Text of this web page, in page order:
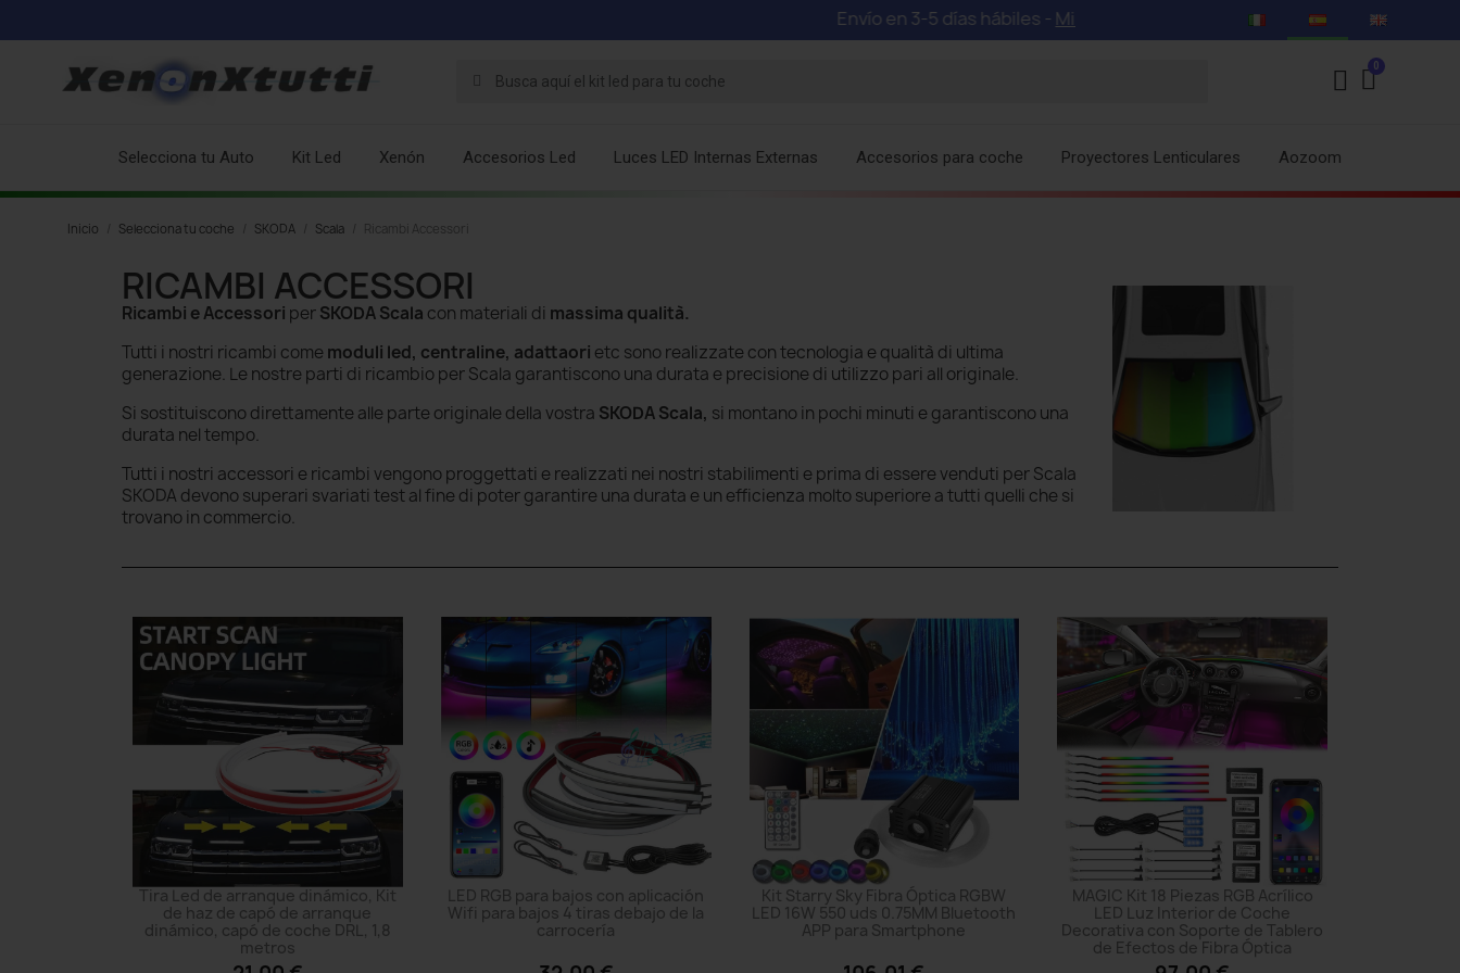
Envío en 3-5 días hábiles -Mira nuestras ofertas especiales con descuentos de hasta
Selecciona tu Auto Kit Led Xenón Accesorios Led Luces LED Internas Externas Accesorios para coche Proyectores Lenticulares Aozoom
Inicio Selecciona tu coche SKODA Scala Ricambi Accessori
RICAMBI ACCESSORI
Ricambi e Accessori perSKODA Scala con materiali di massima qualità.
Tutti i nostri ricambi come moduli led, centraline, adattaori etc sono realizzate con tecnologia e qualità di ultima
generazione. Le nostre parti di ricambio per Scala garantiscono una durata e precisione di utilizzo pari all originale.
Si sostituiscono direttamente alle parte originale della vostra SKODA Scala, si montano in pochi minuti e garantiscono una
durata nel tempo.
Tutti i nostri accessori e ricambi vengono proggettati e realizzati nei nostri stabilimenti e prima di essere venduti per Scala
SKODA devono superari svariati test al fine di poter garantire una durata e un efficienza molto superiore a tutti quelli che si
trovano in commercio.
Tira Led de arranque dinámico, Kit
de haz de capó de arranque
dinámico, capó de coche DRL, 1,8
metros
LED RGB para bajos con aplicación
Wifi para bajos 4 tiras debajo de la
carrocería
Kit Starry Sky Fibra Óptica RGBW
LED 16W 550 uds 0.75MM Bluetooth
APP para Smartphone
MAGIC Kit 18 Piezas RGB Acrílico
LED Luz Interior de Coche
Decorativa con Soporte de Tablero
de Efectos de Fibra Óptica